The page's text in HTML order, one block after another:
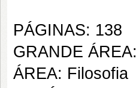
PÁGINAS: 138
GRANDE
ÁREA: Filosofia